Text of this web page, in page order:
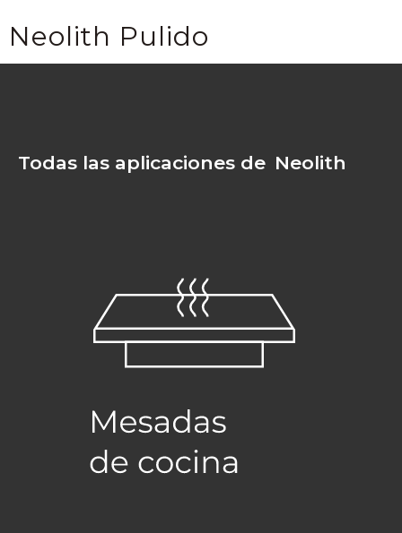
Neolith Pulido
Todas las aplicaciones de Neolith